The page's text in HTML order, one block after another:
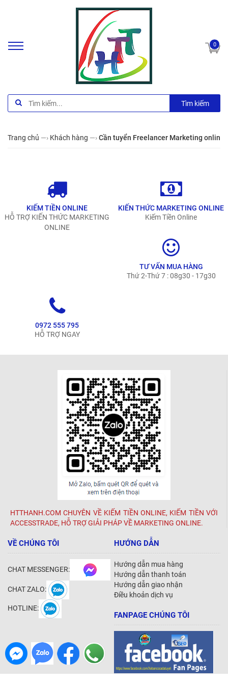
0
Tìm kiếm
Trang chủ —› Khách hàng —›Cần tuyển Freelancer Marketing online
KIẾM TIỀN ONLINE
HỖ TRỢ KIẾN THỨC MARKETING
ONLINE
KIẾN THỨC MARKETING ONLINE
Kiếm Tiền Online
TƯ VẤN MUA HÀNG
Thứ 2-Thứ 7 : 08g30 - 17g30
0972 555 795
HỖ TRỢ NGAY
HTTHANH.COM CHUYÊN VỀ KIẾM TIỀN ONLINE, KIẾM TIỀN VỚI
ACCESSTRADE, HỖ TRỢ GIẢI PHÁP VỀ MARKETING ONLINE.
VỀ CHÚNG TÔI
CHAT MESSENGER:
CHAT ZALO:
HOTLINE:
HƯỚNG DẪN
Hướng dẫn mua hàng
Hướng dẫn thanh toán
Hướng dẫn giao nhận
Điều khoản dịch vụ
FANPAGE CHÚNG TÔI